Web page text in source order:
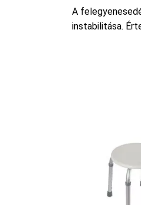
A
instabilitása.